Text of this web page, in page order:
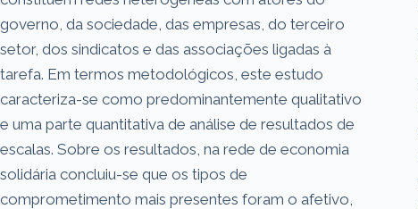
governo, da sociedade, das empresas, do terceiro
setor, dos sindicatos e das associações ligadas à
tarefa. Em termos metodológicos, este estudo
caracteriza-se como predominantemente qualitativo
e uma parte quantitativa de análise de resultados de
escalas. Sobre os resultados, na rede de economia
solidária concluiu-se que os tipos de
comprometimento mais presentes foram o afetivo,